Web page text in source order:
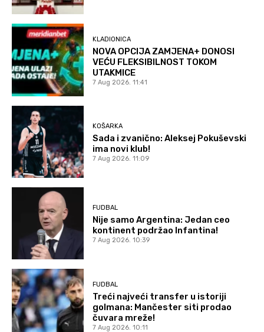
KLADIONICA
NOVA OPCIJA ZAMJENA+ DONOSI
VEĆU FLEKSIBILNOST TOKOM
UTAKMICE
7 Aug 2026. 11:41
KOŠARKA
Sada i zvanično: Aleksej Pokuševski
ima novi klub!
7 Aug 2026. 11:09
FUDBAL
Nije samo Argentina: Jedan ceo
kontinent podržao Infantina!
7 Aug 2026. 10:39
FUDBAL
Treći najveći transfer u istoriji
golmana: Mančester siti prodao
čuvara mreže!
7 Aug 2026. 10:11